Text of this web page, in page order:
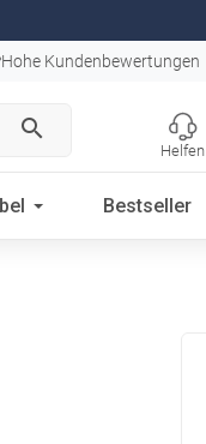
Hohe Kundenbewertungen
search
Helfen
Bestseller